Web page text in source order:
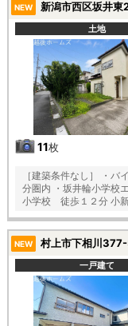
21m2が含まれておりま
NEW 新潟市西区坂井東
土地
11枚
［建築条件なし］ ・バ
分圏内 ・坂井輪小学校エリア
小学校 徒歩１２分 小
NEW 村上市下相川
一戸建て